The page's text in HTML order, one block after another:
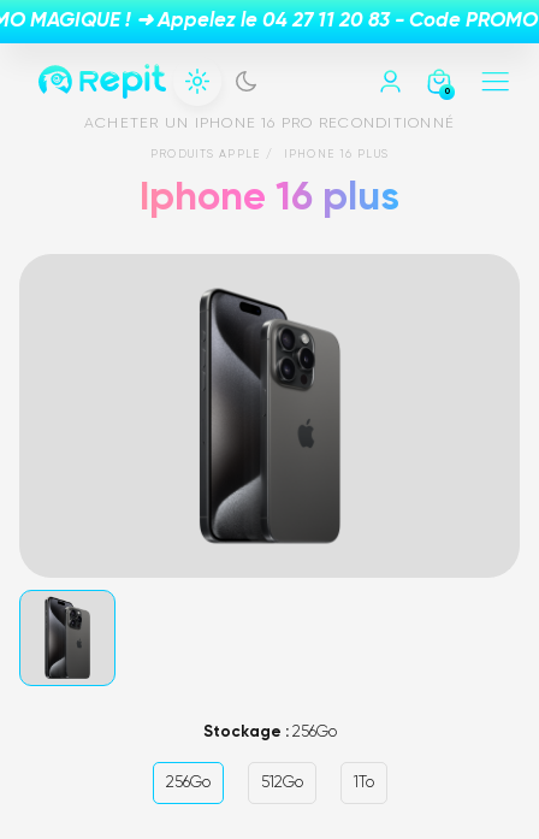
0
ACHETER UN IPHONE 16 PRO RECONDITIONNÉ
PRODUITS APPLE IPHONE 16 PLUS
Iphone 16 plus
Stockage : 256Go
256Go 512Go 1To